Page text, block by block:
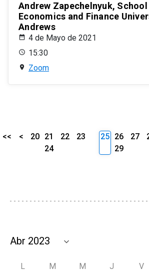
Andrew Zapechelnyuk,
Economics and Finance
Andrews
4 de Mayo de 2021
15:30
Zoom
<< < 20 21 22
23
24
25 26 27
29
L M M J V